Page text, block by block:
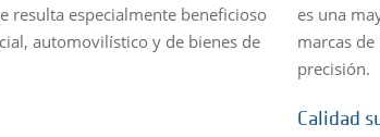
resulta especialmente beneficioso
automovilístico y de bienes de
es una
marcas
precisión.
Calidad